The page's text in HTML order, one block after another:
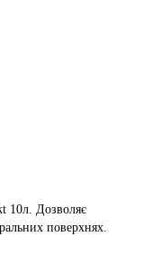
10л. Дозволяє
поверхнях.